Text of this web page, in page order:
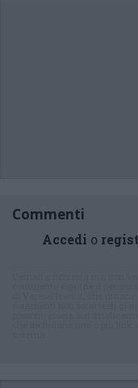
Commenti
Accedi o